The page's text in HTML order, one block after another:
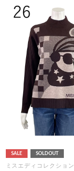
SALE SOLDOUT
ミスエディコレクション